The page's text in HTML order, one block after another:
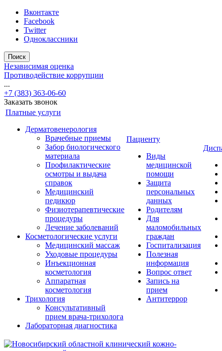
Вконтакте
Facebook
Twitter
Одноклассники
Поиск
Независимая оценка
Противодействие коррупции
...
+7 (383) 363-06-60
Заказать звонок
Платные услуги
Дерматовенерология
Врачебные приемы
Забор биологического
материала
Профилактические
осмотры и выдача
справок
Медицинский
педикюр
Физиотерапевтические
процедуры
Лечение заболеваний
Косметологические услуги
Медицинский массаж
Уходовые процедуры
Инъекционная
косметология
Аппаратная
косметология
Трихология
Консультативный
прием врача-трихолога
Лабораторная диагностика
Пациенту
Виды
медицинской
помощи
Защита
персональных
данных
Родителям
Для
маломобильных
граждан
Госпитализация
Полезная
информация
Вопрос ответ
Запись на
прием
Антитеррор